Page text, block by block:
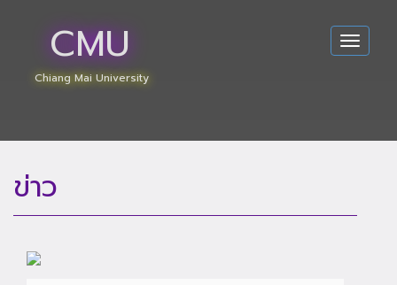
Toggle
CMU
Chiang Mai University
ข่าว